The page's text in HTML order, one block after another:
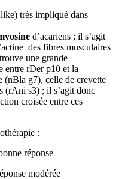
très impliqué dans
d’acariens ; il s’agit
des fibres musculaires
une grande
entre rDer p10 et la
(nBla g7), celle de crevette
(rAni s3) ; il s’agit donc
croisée entre ces
:
réponse
modérée